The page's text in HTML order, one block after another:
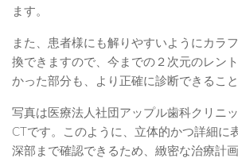
ます。
また、患者様にも解りやすいようにカラ
換できますので、今までの２次元のレン
かった部分も、より正確に診断できること
写真は医療法人社団アップル歯科クリニ
CTです。このように、立体的かつ詳細に
深部まで確認できるため、緻密な治療計